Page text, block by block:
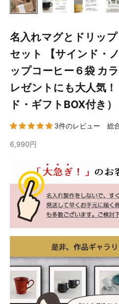
名入れマグとドリッ
セット 【サインド・
ップコーヒー６袋 カ
レゼントにも大人気
ド・ギフトBOX付き）
3件のレビュー 総
6,990円